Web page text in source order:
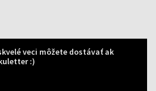
veci môžete dostávať ak
:)